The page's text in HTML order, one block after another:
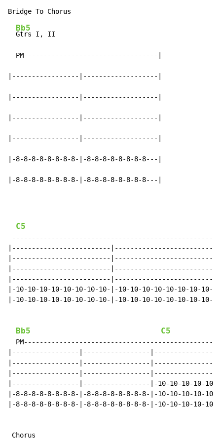
Bb5
Gtrs I, II
  PM----------------------------------|
|-----------------|-------------------|
|-----------------|-------------------|
|-----------------|-------------------|
|-----------------|-------------------|
|-8-8-8-8-8-8-8-8-|-8-8-8-8-8-8-8-8---|
|-8-8-8-8-8-8-8-8-|-8-8-8-8-8-8-8-8---|
C5
|-------------------------
|-------------------------
|-------------------------
|-------------------------
|-10-10-10-10-10-10-10-10-|-10-10-10-10-10-10-10-
|-10-10-10-10-10-10-10-10-|-10-10-10-10-10-10-10-
Bb5 C5
|-----------------|-----------------
|-----------------|-----------------
|-----------------|-----------------
|-----------------|-----------------|-10-10-10-10-
|-8-8-8-8-8-8-8-8-|-8-8-8-8-8-8-8-8-|-10-10-10-10-
|-8-8-8-8-8-8-8-8-|-8-8-8-8-8-8-8-8-|-10-10-10-10-